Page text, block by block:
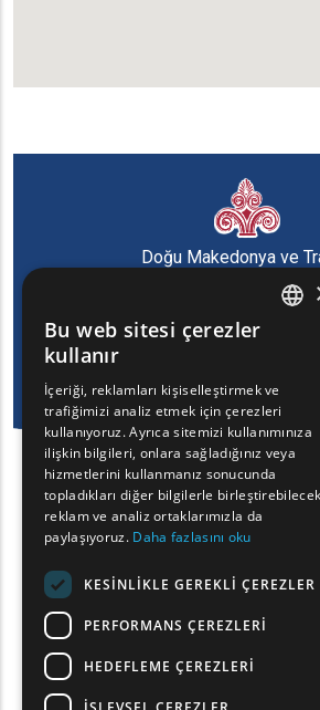
Doğu Makedonya ve
Bölgesi'nin oyun
FRENCH
GERMAN
Bu web sitesi çerezler
kullanır
İçeriği, reklamları kişiselleştirmek ve
trafiğimizi analiz etmek için çerezleri
kullanıyoruz. Ayrıca sitemizi kullanımınıza
ilişkin bilgileri, onlara sağladığınız veya
hizmetlerini kullanmanız sonucunda
topladıkları diğer bilgilerle birleştirebilecek
reklam ve analiz ortaklarımızla da
paylaşıyoruz. Daha fazlasını oku
KESINLIKLE GEREKLI ÇEREZLER
PERFORMANS ÇEREZLERI
HEDEFLEME ÇEREZLERI